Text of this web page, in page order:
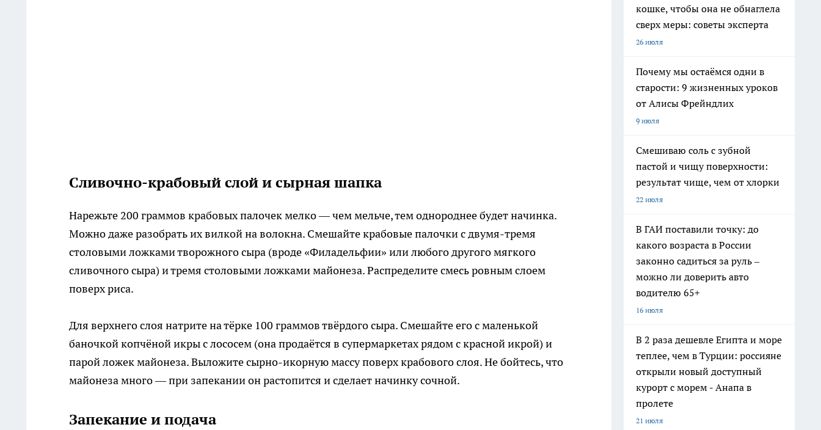
Сливочно-крабовый слой и сырная шапка
Нарежьте 200 граммов крабовых палочек мелко — чем мельче, тем однороднее будет начинка.
Можно даже разобрать их вилкой на волокна. Смешайте крабовые палочки с двумя-тремя
столовыми ложками творожного сыра (вроде «Филадельфии» или любого другого мягкого
сливочного сыра) и тремя столовыми ложками майонеза. Распределите смесь ровным слоем
поверх риса.
Для верхнего слоя натрите на тёрке 100 граммов твёрдого сыра. Смешайте его с маленькой
баночкой копчёной икры с лососем (она продаётся в супермаркетах рядом с красной икрой) и
парой ложек майонеза. Выложите сырно-икорную массу поверх крабового слоя. Не бойтесь, что
майонеза много — при запекании он растопится и сделает начинку сочной.
Запекание и подача
кошке, чтобы она не обнаглела
сверх меры: советы эксперта
26 июля
Почему мы остаёмся одни в
старости: 9 жизненных уроков
от Алисы Фрейндлих
9 июля
Смешиваю соль с зубной
пастой и чищу поверхности:
результат чище, чем от хлорки
22 июля
В ГАИ поставили точку: до
какого возраста в России
законно садиться за руль –
можно ли доверить авто
водителю 65+
16 июля
В 2 раза дешевле Египта и море
теплее, чем в Турции: россияне
открыли новый доступный
курорт с морем - Анапа в
пролете
21 июля